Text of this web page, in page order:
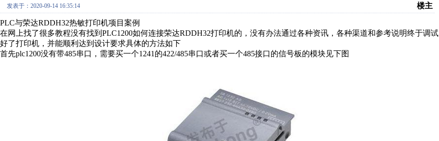
发表于：2020-09-14 16:35:14 楼主
PLC与荣达RDDH32热敏打印机项目案例
在网上找了很多教程没有找到PLC1200如何连接荣达RDDH32打印机的，没有办法通过各种资讯，各种渠道和参考说明终于调试
好了打印机，并能顺利达到设计要求具体的方法如下
首先plc1200没有带485串口，需要买一个1241的422/485串口或者买一个485接口的信号板的模块见下图